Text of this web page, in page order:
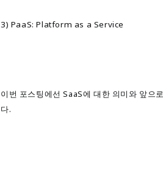
3) PaaS: Platform as a Service
이번 포스팅에선 SaaS에 대한 의미와 앞으
다.